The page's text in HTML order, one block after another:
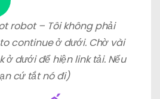
robot – Tôi không phải
continue ở dưới. Chờ vài
ở dưới để hiện link tải. Nếu
cứ tắt nó đi)